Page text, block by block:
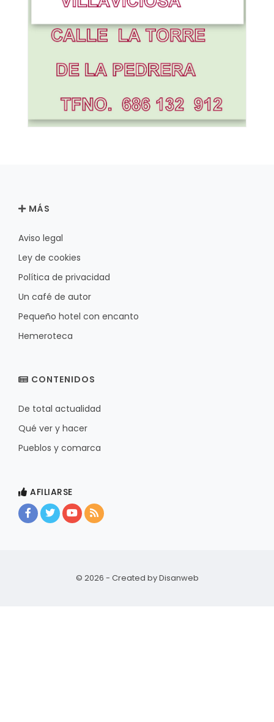
MÁS
Aviso legal
Ley de cookies
Política de privacidad
Un café de autor
Pequeño hotel con encanto
Hemeroteca
CONTENIDOS
De total actualidad
Qué ver y hacer
Pueblos y comarca
AFILIARSE
© 2026 - Created byDisanweb